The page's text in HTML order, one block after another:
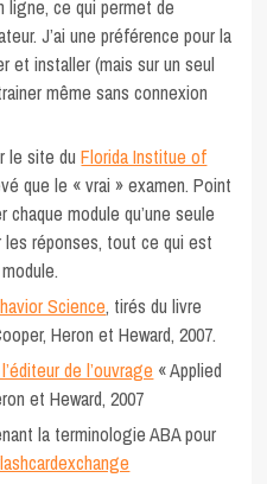
ligne, ce qui permet de
J’ai une préférence pour la
et installer (mais sur un seul
même sans connexion
le site duFlorida Institue of
que le « vrai » examen. Point
module qu’une seule
les réponses, tout ce qui est
Science, tirés du livre
Heron et Heward, 2007.
l’éditeur de l’ouvrage « Applied
et Heward, 2007
la terminologie ABA pour